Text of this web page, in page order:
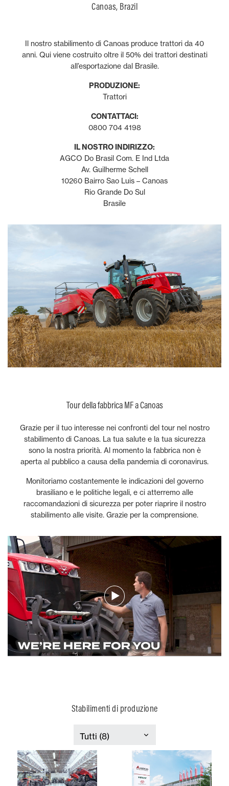
Canoas, Brazil
Il nostro stabilimento di Canoas produce trattori da 40
anni. Qui viene costruito oltre il 50% dei trattori destinati
all’esportazione dal Brasile.
PRODUZIONE:
Trattori
CONTATTACI:
0800 704 4198
IL NOSTRO INDIRIZZO:
AGCO Do Brasil Com. E Ind Ltda
Av. Guilherme Schell
10260 Bairro Sao Luis – Canoas
Rio Grande Do Sul
Brasile
Tour della fabbrica MF a Canoas
Grazie per il tuo interesse nei confronti del tour nel nostro
stabilimento di Canoas. La tua salute e la tua sicurezza
sono la nostra priorità. Al momento la fabbrica non è
aperta al pubblico a causa della pandemia di coronavirus.
Monitoriamo costantemente le indicazioni del governo
brasiliano e le politiche legali, e ci atterremo alle
raccomandazioni di sicurezza per poter riaprire il nostro
stabilimento alle visite. Grazie per la comprensione.
Stabilimenti di produzione
France Italia